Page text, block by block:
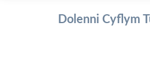
Dolenni Cyflym